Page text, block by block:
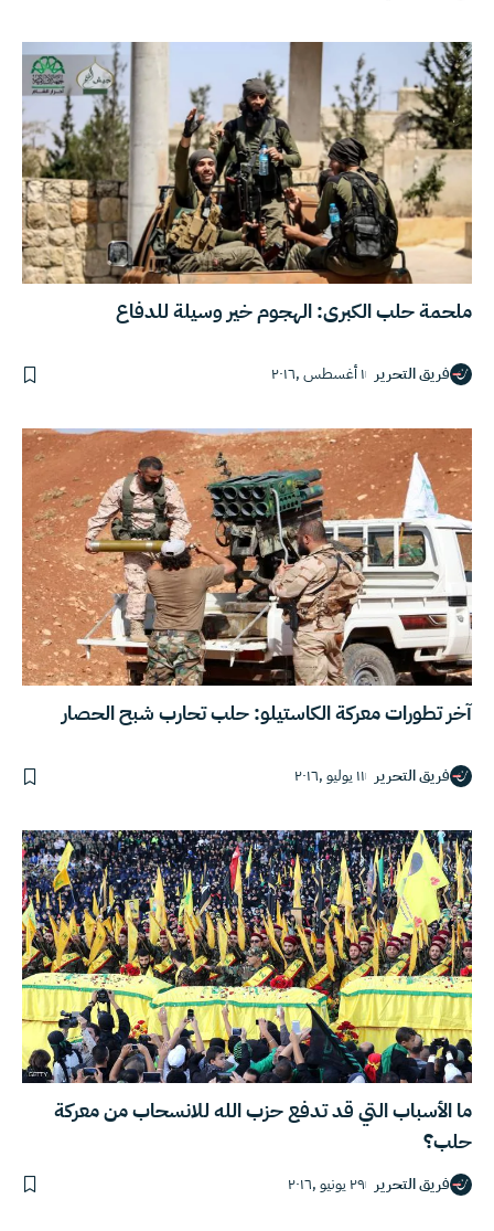
ملحمة حلب الكبرى: الهجوم خير وسيلة للدفاع
فريق التحرير ١ أغسطس ,٢٠١٦
آخر تطورات معركة الكاستيلو: حلب تحارب شبح الحصار
فريق التحرير ١١ يوليو ,٢٠١٦
ما الأسباب التي قد تدفع حزب الله للانسحاب من معركة
حلب؟
فريق التحرير ٢٩ يونيو ,٢٠١٦